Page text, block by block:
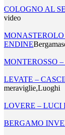
COLOGNO AL
video
ENDINE
MONTEROSSO
LEVATE –
meraviglie,Luoghi
LOVERE – LUCI
BERGAMO